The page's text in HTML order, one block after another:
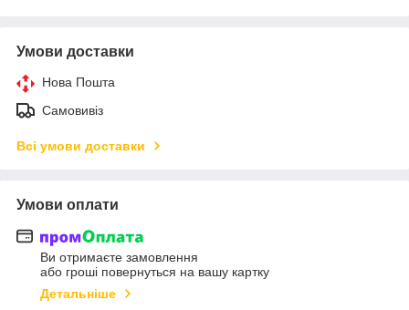
Умови доставки
Нова Пошта
Самовивіз
Всі умови доставки
Умови оплати
Ви отримаєте замовлення
або гроші повернуться на вашу картку
Детальніше